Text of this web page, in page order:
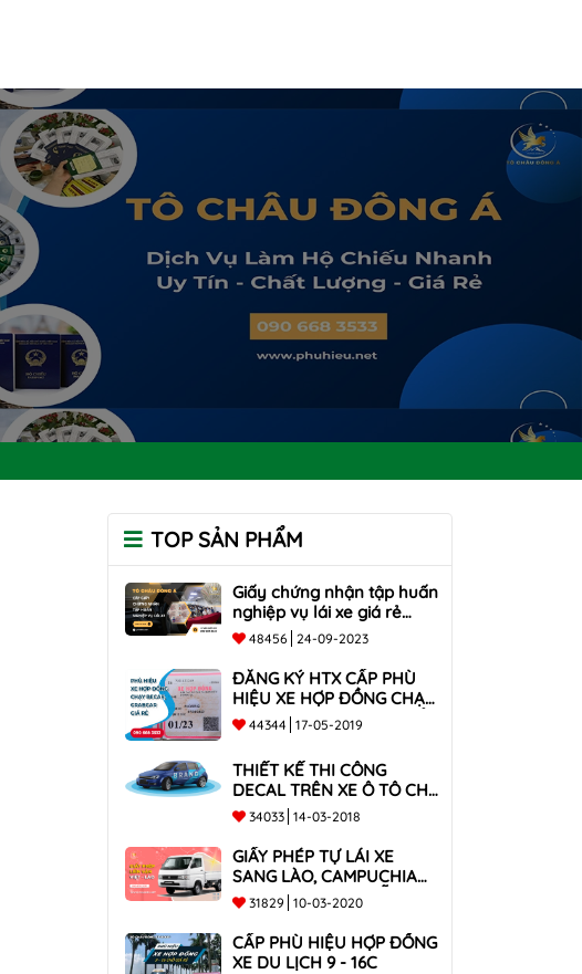
TOP SẢN PHẨM
Giấy chứng nhận tập huấn
nghiệp vụ lái xe giá rẻ
toàn quốc
48456 24-09-2023
ĐĂNG KÝ HTX CẤP PHÙ
HIỆU XE HỢP ĐỒNG CHẠY
BECAR, GRABCAR GIÁ RẺ
NHẤT
44344 17-05-2019
THIẾT KẾ THI CÔNG
DECAL TRÊN XE Ô TÔ CHO
CÔNG TY
34033 14-03-2018
GIẤY PHÉP TỰ LÁI XE
SANG LÀO, CAMPUCHIA
CHO XE DƯỚI 9 CHỖ VÀ
XE BÁN TẢI
31829 10-03-2020
CẤP PHÙ HIỆU HỢP ĐỒNG
XE DU LỊCH 9 - 16C